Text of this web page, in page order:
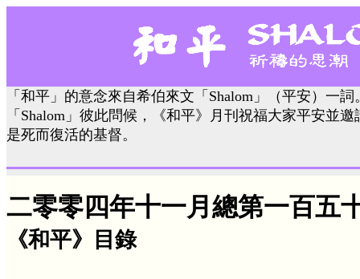
「和平」的意念來自希伯來文「Shalom」（平安）一
「Shalom」彼此問候，《和平》月刊祝福大家平安並
是死而復活的基督。
二零零四年十一月總第一百五
《和平》目錄